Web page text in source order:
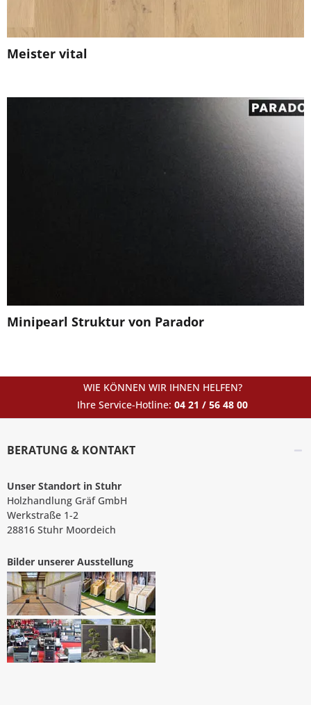
Meister vital
Minipearl Struktur von Parador
WIE KÖNNEN WIR IHNEN HELFEN?
Ihre Service-Hotline: 04 21 / 56 48 00
BERATUNG & KONTAKT
Unser Standort in Stuhr
Holzhandlung Gräf GmbH
Werkstraße 1-2
28816 Stuhr Moordeich
Bilder unserer Ausstellung